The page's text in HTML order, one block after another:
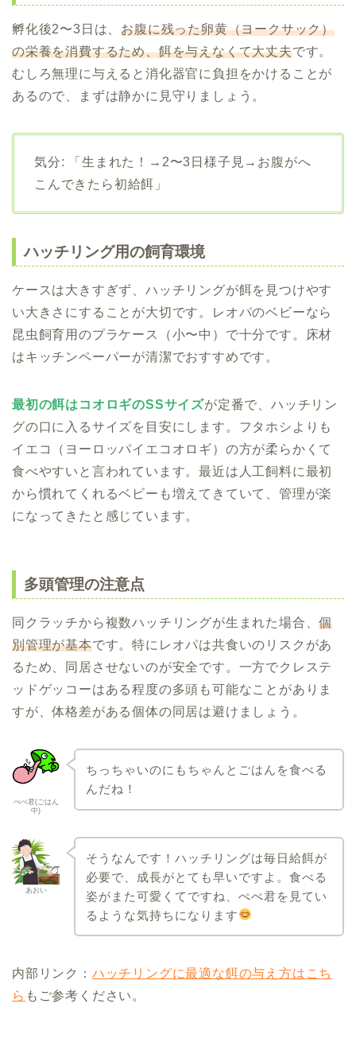
孵化後2〜3日は、お腹に残った卵黄（ヨークサック）
の栄養を消費するため、餌を与えなくて大丈夫です。
むしろ無理に与えると消化器官に負担をかけることが
あるので、まずは静かに見守りましょう。
気分: 「生まれた！→2〜3日様子見→お腹がへ
こんできたら初給餌」
ハッチリング用の飼育環境
ケースは大きすぎず、ハッチリングが餌を見つけやす
い大きさにすることが大切です。レオパのベビーなら
昆虫飼育用のプラケース（小〜中）で十分です。床材
はキッチンペーパーが清潔でおすすめです。
最初の餌はコオロギのSSサイズが定番で、ハッチリン
グの口に入るサイズを目安にします。フタホシよりも
イエコ（ヨーロッパイエコオロギ）の方が柔らかくて
食べやすいと言われています。最近は人工飼料に最初
から慣れてくれるベビーも増えてきていて、管理が楽
になってきたと感じています。
多頭管理の注意点
同クラッチから複数ハッチリングが生まれた場合、個
別管理が基本です。特にレオパは共食いのリスクがあ
るため、同居させないのが安全です。一方でクレステ
ッドゲッコーはある程度の多頭も可能なことがありま
すが、体格差がある個体の同居は避けましょう。
ぺぺ君(ごはん
中)
ちっちゃいのにもちゃんとごはんを食べる
んだね！
あおい
そうなんです！ハッチリングは毎日給餌が
必要で、成長がとても早いですよ。食べる
姿がまた可愛くてですね、ぺぺ君を見てい
るような気持ちになります
内部リンク： ハッチリングに最適な餌の与え方はこち
ら もご参考ください。